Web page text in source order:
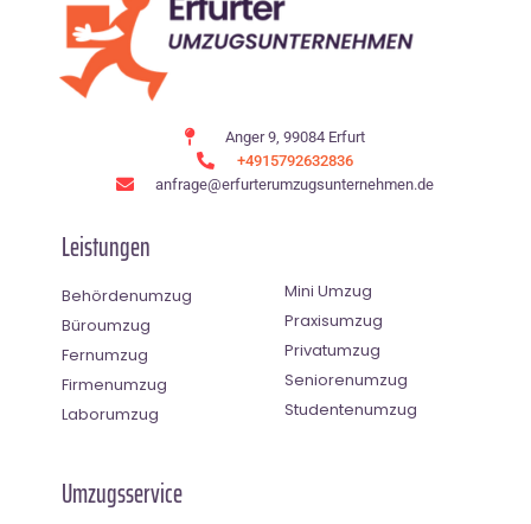
Anger 9, 99084 Erfurt
+4915792632836
anfrage@erfurterumzugsunternehmen.de
Leistungen
Behördenumzug
Büroumzug
Fernumzug
Firmenumzug
Laborumzug
Mini Umzug
Praxisumzug
Privatumzug
Seniorenumzug
Studentenumzug
Umzugsservice